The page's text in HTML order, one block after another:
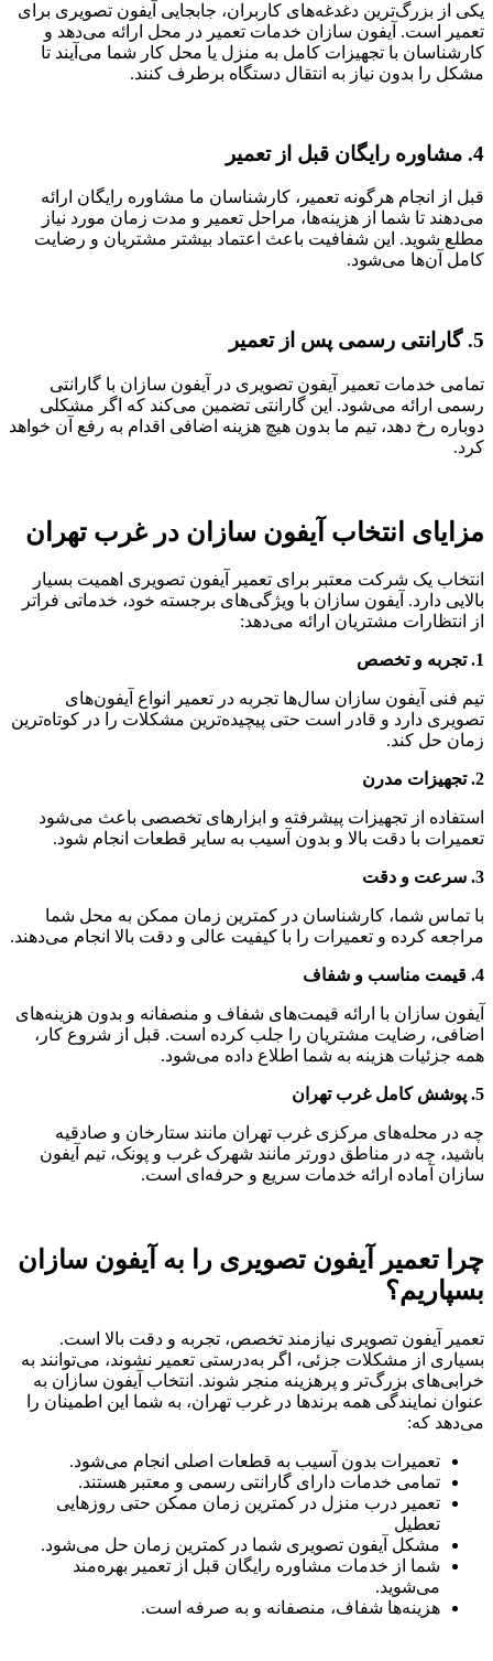
یکی از بزرگ‌ترین دغدغه‌های کاربران، جابجایی آیفون تصویری برای
تعمیر است. آیفون سازان خدمات تعمیر در محل ارائه می‌دهد و
کارشناسان با تجهیزات کامل به منزل یا محل کار شما می‌آیند تا
مشکل را بدون نیاز به انتقال دستگاه برطرف کنند.
4. مشاوره رایگان قبل از تعمیر
قبل از انجام هرگونه تعمیر، کارشناسان ما مشاوره رایگان ارائه
می‌دهند تا شما از هزینه‌ها، مراحل تعمیر و مدت زمان مورد نیاز
مطلع شوید. این شفافیت باعث اعتماد بیشتر مشتریان و رضایت
کامل آن‌ها می‌شود.
5. گارانتی رسمی پس از تعمیر
تمامی خدمات تعمیر آیفون تصویری در آیفون سازان با گارانتی
رسمی ارائه می‌شود. این گارانتی تضمین می‌کند که اگر مشکلی
دوباره رخ دهد، تیم ما بدون هیچ هزینه اضافی اقدام به رفع آن خواهد
کرد.
مزایای انتخاب آیفون سازان در غرب تهران
انتخاب یک شرکت معتبر برای تعمیر آیفون تصویری اهمیت بسیار
بالایی دارد. آیفون سازان با ویژگی‌های برجسته خود، خدماتی فراتر
از انتظارات مشتریان ارائه می‌دهد:
1. تجربه و تخصص
تیم فنی آیفون سازان سال‌ها تجربه در تعمیر انواع آیفون‌های
تصویری دارد و قادر است حتی پیچیده‌ترین مشکلات را در کوتاه‌ترین
زمان حل کند.
2. تجهیزات مدرن
استفاده از تجهیزات پیشرفته و ابزارهای تخصصی باعث می‌شود
تعمیرات با دقت بالا و بدون آسیب به سایر قطعات انجام شود.
3. سرعت و دقت
با تماس شما، کارشناسان در کمترین زمان ممکن به محل شما
مراجعه کرده و تعمیرات را با کیفیت عالی و دقت بالا انجام می‌دهند.
4. قیمت مناسب و شفاف
آیفون سازان با ارائه قیمت‌های شفاف و منصفانه و بدون هزینه‌های
اضافی، رضایت مشتریان را جلب کرده است. قبل از شروع کار،
همه جزئیات هزینه به شما اطلاع داده می‌شود.
5. پوشش کامل غرب تهران
چه در محله‌های مرکزی غرب تهران مانند ستارخان و صادقیه
باشید، چه در مناطق دورتر مانند شهرک غرب و پونک، تیم آیفون
سازان آماده ارائه خدمات سریع و حرفه‌ای است.
چرا تعمیر آیفون تصویری را به آیفون سازان
بسپاریم؟
تعمیر آیفون تصویری نیازمند تخصص، تجربه و دقت بالا است.
بسیاری از مشکلات جزئی، اگر به‌درستی تعمیر نشوند، می‌توانند به
خرابی‌های بزرگ‌تر و پرهزینه منجر شوند. انتخاب آیفون سازان به
عنوان نمایندگی همه برندها در غرب تهران، به شما این اطمینان را
می‌دهد که:
تعمیرات بدون آسیب به قطعات اصلی انجام می‌شود.
تمامی خدمات دارای گارانتی رسمی و معتبر هستند.
تعمیر درب منزل در کمترین زمان ممکن حتی روزهایی
تعطیل
مشکل آیفون تصویری شما در کمترین زمان حل می‌شود.
شما از خدمات مشاوره رایگان قبل از تعمیر بهره‌مند
می‌شوید.
هزینه‌ها شفاف، منصفانه و به صرفه است.